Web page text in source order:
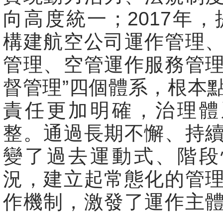
向高度統一；2017年，
構建航空公司運作管理
管理、空管運作服務管
督管理”四個體系，根本
責任更加明確，治理
整。通過長期不懈、持
變了過去運動式、階
況，建立起常態化的管
作機制，激發了運作主